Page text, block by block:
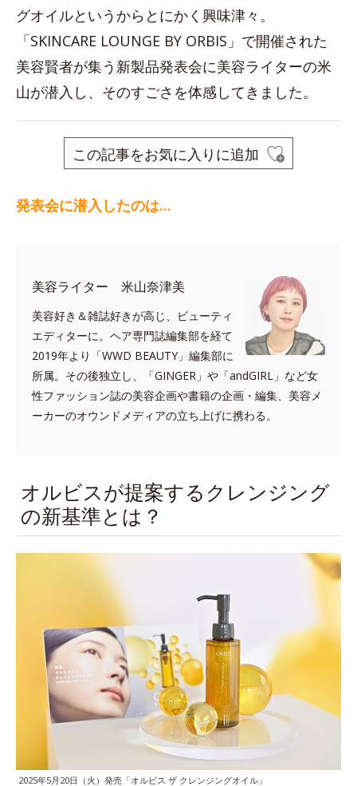
グオイルというからとにかく興味津々。
「SKINCARE LOUNGE BY ORBIS」で開催された
美容賢者が集う新製品発表会に美容ライターの米
山が潜入し、そのすごさを体感してきました。
この記事をお気に入りに追加
発表会に潜入したのは…
美容ライター 米山奈津美
美容好き＆雑誌好きが高じ、ビューティ
エディターに。ヘア専門誌編集部を経て
2019年より「WWD BEAUTY」編集部に
所属。その後独立し、「GINGER」や「andGIRL」など女
性ファッション誌の美容企画や書籍の企画・編集、美容メ
ーカーのオウンドメディアの立ち上げに携わる。
オルビスが提案するクレンジング
の新基準とは？
2025年5月20日（火）発売「オルビス ザ クレンジングオイル」